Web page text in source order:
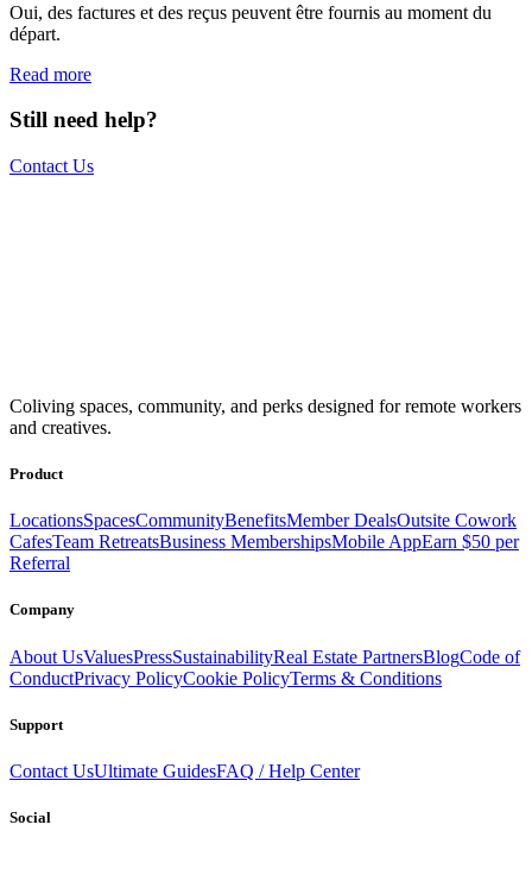
Oui, des factures et des reçus peuvent être fournis au moment du
départ.
Read more
Still need help?
Contact Us
equipped with everything you need to be comfortable and
productive.
Coliving spaces, community, and perks designed for remote workers
and creatives.
Product
LocationsSpacesCommunityBenefitsMember DealsOutsite Cowork
CafesTeam RetreatsBusiness MembershipsMobile AppEarn $50 per
Referral
Company
About UsValuesPressSustainabilityReal Estate PartnersBlogCode of
ConductPrivacy PolicyCookie PolicyTerms & Conditions
Support
Contact UsUltimate GuidesFAQ / Help Center
Social